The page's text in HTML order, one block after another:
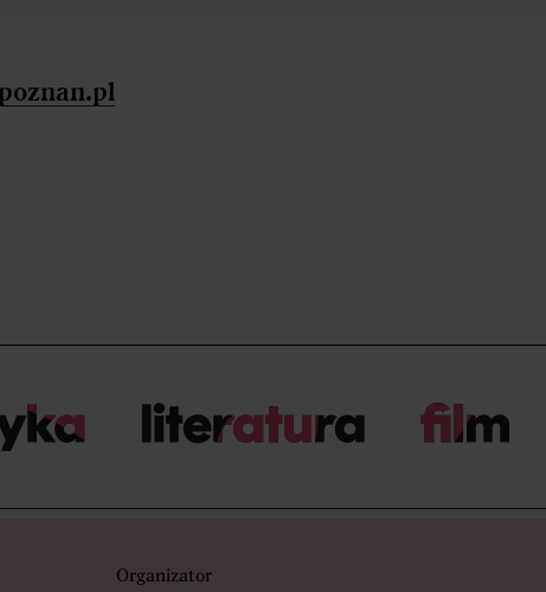
karcie
w nowej karcie
link w nowej karcie
Organizator